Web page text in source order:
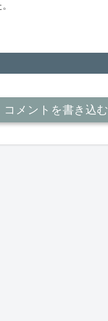
コメントを書き込む